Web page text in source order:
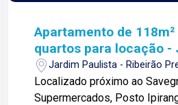
Apartamento de
quartos para locação -
Jardim Paulista - Ribeirão
Localizado próximo ao
Supermercados, Posto